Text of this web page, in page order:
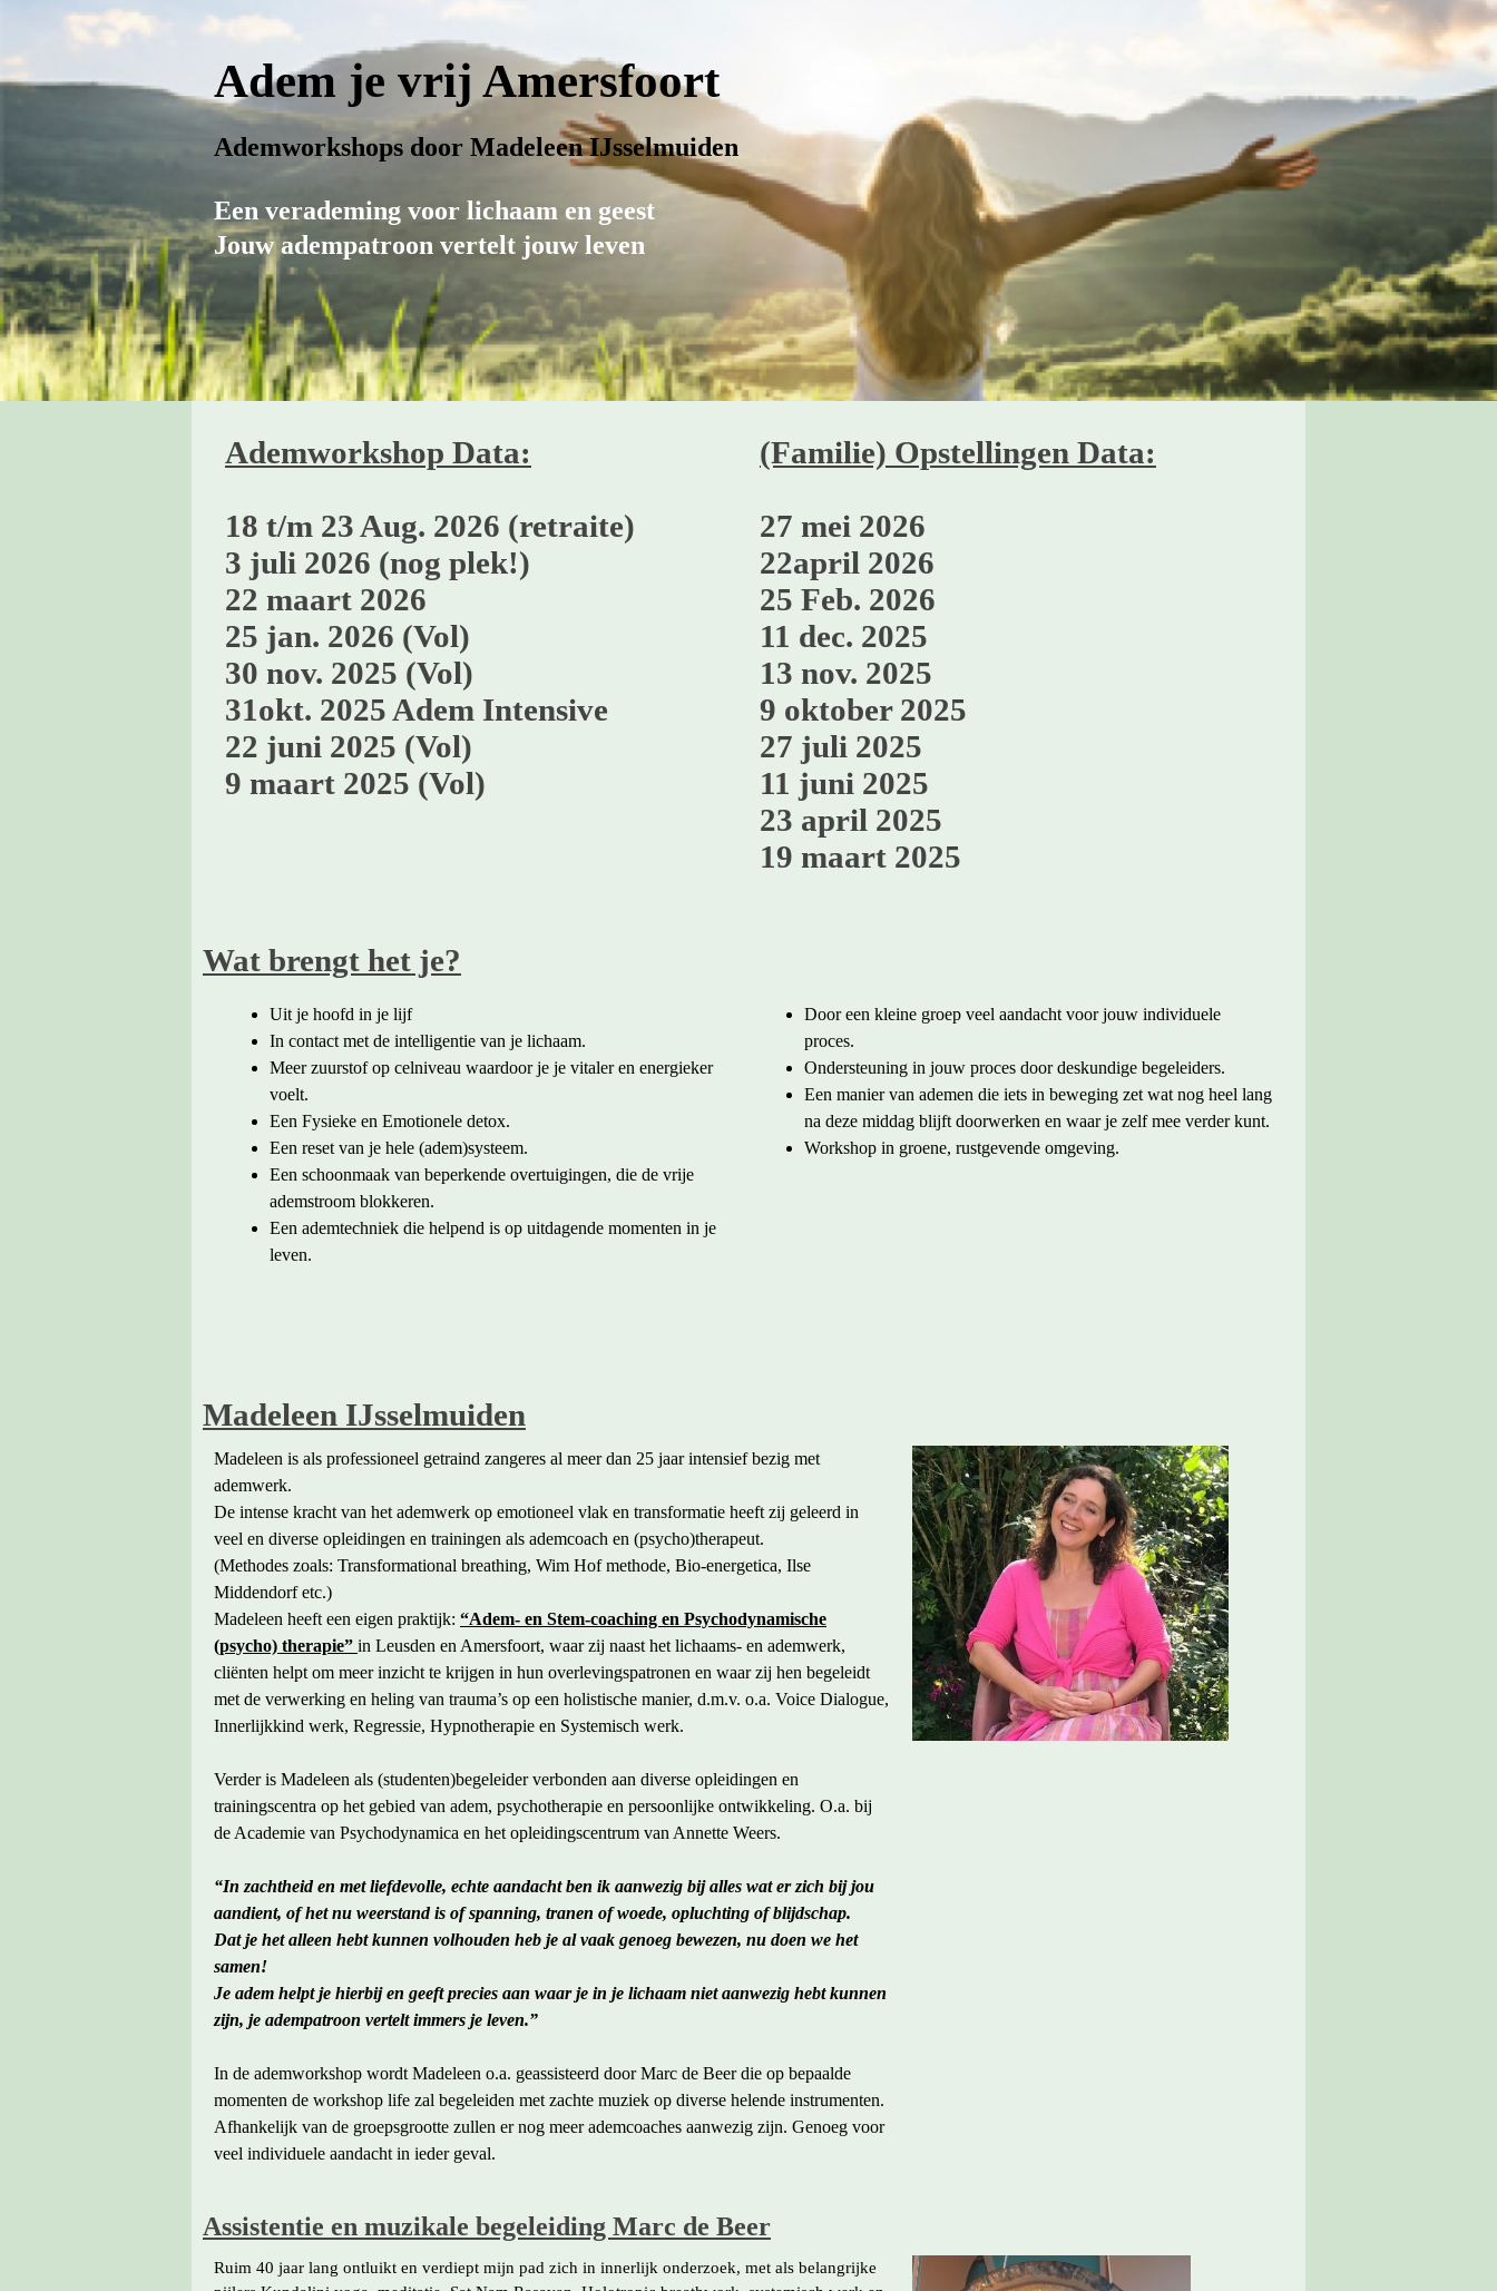
Adem je vrij Amersfoort
Ademworkshops door Madeleen IJsselmuiden
Een verademing voor lichaam en geest
Jouw adempatroon vertelt jouw leven
Ademworkshop Data:
18 t/m 23 Aug. 2026 (retraite)
3 juli 2026 (nog plek!)
22 maart 2026
25 jan. 2026 (Vol)
30 nov. 2025 (Vol)
31okt. 2025 Adem Intensive
22 juni 2025 (Vol)
9 maart 2025 (Vol)
(Familie) Opstellingen Data:
27 mei 2026
22april 2026
25 Feb. 2026
11 dec. 2025
13 nov. 2025
9 oktober 2025
27 juli 2025
11 juni 2025
23 april 2025
19 maart 2025
Wat brengt het je?
Uit je hoofd in je lijf
In contact met de intelligentie van je lichaam.
Meer zuurstof op celniveau waardoor je je vitaler en energieker
voelt.
Een Fysieke en Emotionele detox.
Een reset van je hele (adem)systeem.
Een schoonmaak van beperkende overtuigingen, die de vrije
ademstroom blokkeren.
Een ademtechniek die helpend is op uitdagende momenten in je
leven.
Door een kleine groep veel aandacht voor jouw individuele
proces.
Ondersteuning in jouw proces door deskundige begeleiders.
Een manier van ademen die iets in beweging zet wat nog heel lang
na deze middag blijft doorwerken en waar je zelf mee verder kunt.
Workshop in groene, rustgevende omgeving.
Madeleen IJsselmuiden
Madeleen is als professioneel getraind zangeres al meer dan 25 jaar intensief bezig met
ademwerk.
De intense kracht van het ademwerk op emotioneel vlak en transformatie heeft zij geleerd in
veel en diverse opleidingen en trainingen als ademcoach en (psycho)therapeut.
(Methodes zoals: Transformational breathing, Wim Hof methode, Bio-energetica, Ilse
Middendorf etc.)
Madeleen heeft een eigen praktijk: “Adem- en Stem-coaching en Psychodynamische
(psycho) therapie” in Leusden en Amersfoort, waar zij naast het lichaams- en ademwerk,
cliënten helpt om meer inzicht te krijgen in hun overlevingspatronen en waar zij hen begeleidt
met de verwerking en heling van trauma’s op een holistische manier, d.m.v. o.a. Voice Dialogue,
Innerlijkkind werk, Regressie, Hypnotherapie en Systemisch werk.
Verder is Madeleen als (studenten)begeleider verbonden aan diverse opleidingen en
trainingscentra op het gebied van adem, psychotherapie en persoonlijke ontwikkeling. O.a. bij
de Academie van Psychodynamica en het opleidingscentrum van Annette Weers.
“In zachtheid en met liefdevolle, echte aandacht ben ik aanwezig bij alles wat er zich bij jou
aandient, of het nu weerstand is of spanning, tranen of woede, opluchting of blijdschap.
Dat je het alleen hebt kunnen volhouden heb je al vaak genoeg bewezen, nu doen we het
samen!
Je adem helpt je hierbij en geeft precies aan waar je in je lichaam niet aanwezig hebt kunnen
zijn, je adempatroon vertelt immers je leven.”
In de ademworkshop wordt Madeleen o.a. geassisteerd door Marc de Beer die op bepaalde
momenten de workshop life zal begeleiden met zachte muziek op diverse helende instrumenten.
Afhankelijk van de groepsgrootte zullen er nog meer ademcoaches aanwezig zijn. Genoeg voor
veel individuele aandacht in ieder geval.
Assistentie en muzikale begeleiding Marc de Beer
Ruim 40 jaar lang ontluikt en verdiept mijn pad zich in innerlijk onderzoek, met als belangrijke